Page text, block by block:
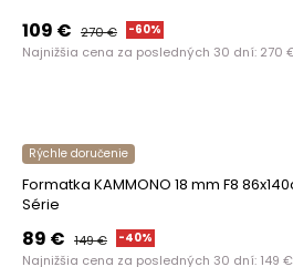
109 € 270€ -60%
Najnižšia cena za posledných 30 dní: 270
Rýchle doručenie
Formatka KAMMONO 18 mm F8
Série
89 € 149€ -40%
Najnižšia cena za posledných 30 dní: 149 €